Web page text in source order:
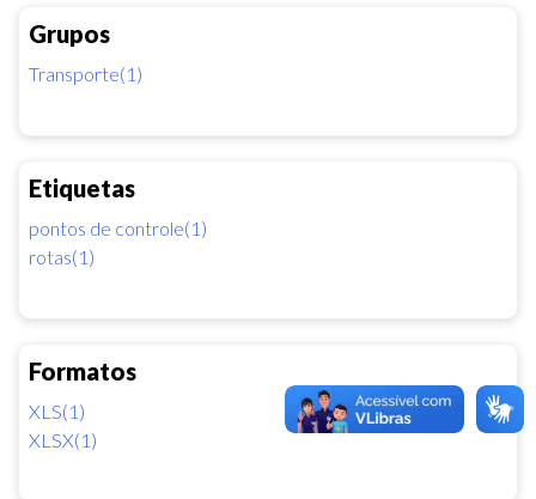
Grupos
Transporte(1)
Etiquetas
pontos de controle(1)
rotas(1)
Formatos
XLS(1)
XLSX(1)